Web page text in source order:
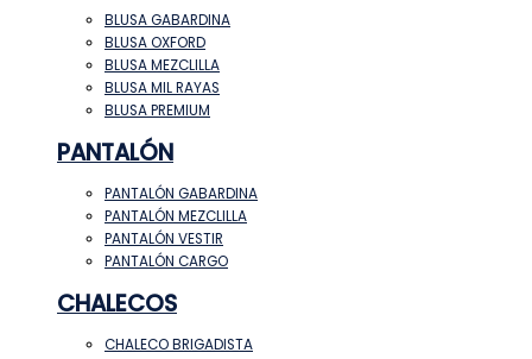
BLUSA GABARDINA
BLUSA OXFORD
BLUSA MEZCLILLA
BLUSA MIL RAYAS
BLUSA PREMIUM
PANTALÓN
PANTALÓN GABARDINA
PANTALÓN MEZCLILLA
PANTALÓN VESTIR
PANTALÓN CARGO
CHALECOS
CHALECO BRIGADISTA